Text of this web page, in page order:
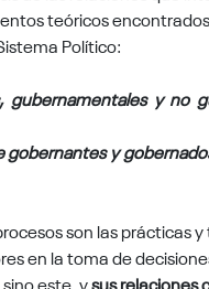
teóricos
Político:
y no
y
son las prácticas
en la toma de
sino este, ysus relaciones